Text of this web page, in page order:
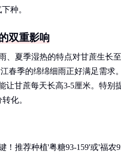
种。
双重影响
、夏季湿热的特点对甘蔗生长
春季的绵绵细雨正好满足需求
甘蔗每天长高3-5厘米。特别
化。
！推荐种植'粤糖93-159'或'福农